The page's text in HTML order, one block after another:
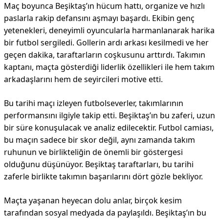
Maç boyunca Beşiktaş’ın hücum hattı, organize ve hızlı
paslarla rakip defansını aşmayı başardı. Ekibin genç
yetenekleri, deneyimli oyuncularla harmanlanarak harika
bir futbol sergiledi. Gollerin ardı arkası kesilmedi ve her
geçen dakika, taraftarların coşkusunu arttırdı. Takımın
kaptanı, maçta gösterdiği liderlik özellikleri ile hem takım
arkadaşlarını hem de seyircileri motive etti.
Bu tarihi maçı izleyen futbolseverler, takımlarının
performansını ilgiyle takip etti. Beşiktaş’ın bu zaferi, uzun
bir süre konuşulacak ve analiz edilecektir. Futbol camiası,
bu maçın sadece bir skor değil, aynı zamanda takım
ruhunun ve birlikteliğin de önemli bir göstergesi
olduğunu düşünüyor. Beşiktaş taraftarları, bu tarihi
zaferle birlikte takımın başarılarını dört gözle bekliyor.
Maçta yaşanan heyecan dolu anlar, birçok kesim
tarafından sosyal medyada da paylaşıldı. Beşiktaş’ın bu